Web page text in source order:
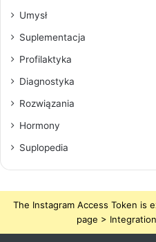
Umysł
Suplementacja
Profilaktyka
Diagnostyka
Rozwiązania
Hormony
Suplopedia
The Instagram Access Token is
page >